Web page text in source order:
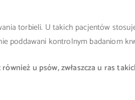
torbieli. U takich pacjentów
poddawani kontrolnym badaniom
u psów, zwłaszcza u ras